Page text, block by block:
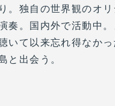
。独自の世界観のオ
奏。国内外で活動中
いて以来忘れ得なか
と出会う。